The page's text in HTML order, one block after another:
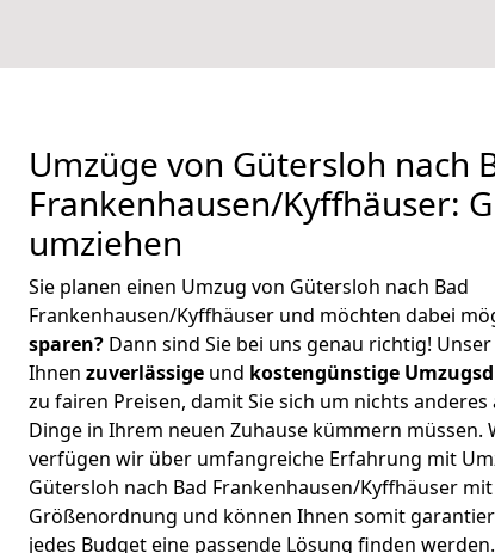
Umzüge von Gütersloh nach
Frankenhausen/Kyffhäuser:
umziehen
Sie planen einen Umzug von Gütersloh nach Bad
Frankenhausen/Kyffhäuser und möchten dabei
sparen? Dann sind Sie bei uns genau richtig!
Ihnen zuverlässige und kostengünstige
zu fairen Preisen, damit Sie sich um nichts
Dinge in Ihrem neuen Zuhause kümmern müssen.
verfügen wir über umfangreiche Erfahrung mit
Gütersloh nach Bad Frankenhausen/Kyffhäuser
Größenordnung und können Ihnen somit
jedes Budget eine passende Lösung finden werden.